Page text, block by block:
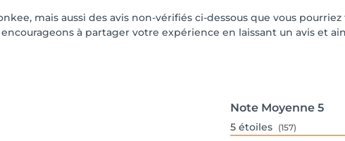
mais aussi des avis non-vérifiés ci-dessous que vous
à partager votre expérience en laissant un avis et
Note Moyenne 5
5 étoiles (157)